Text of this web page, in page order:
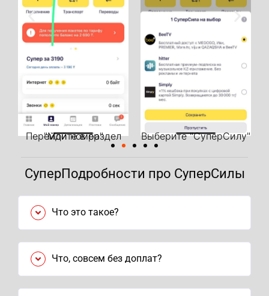
Выберите "СуперСилу" Пополните баланс и тариф активируется
СуперПодробности про СуперСилы
Что это такое?
Что, совсем без доплат?